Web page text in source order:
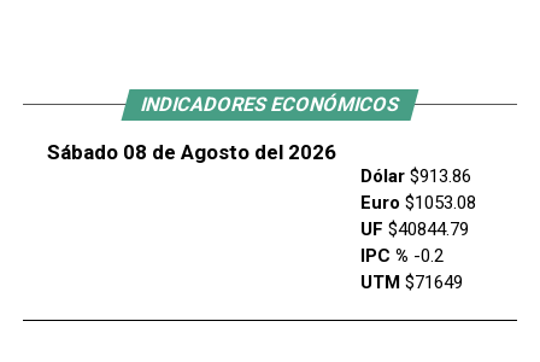
INDICADORES ECONÓMICOS
Sábado 08 de Agosto del 2026
Dólar$913.86
Euro $1053.08
UF $40844.79
IPC % -0.2
UTM$71649